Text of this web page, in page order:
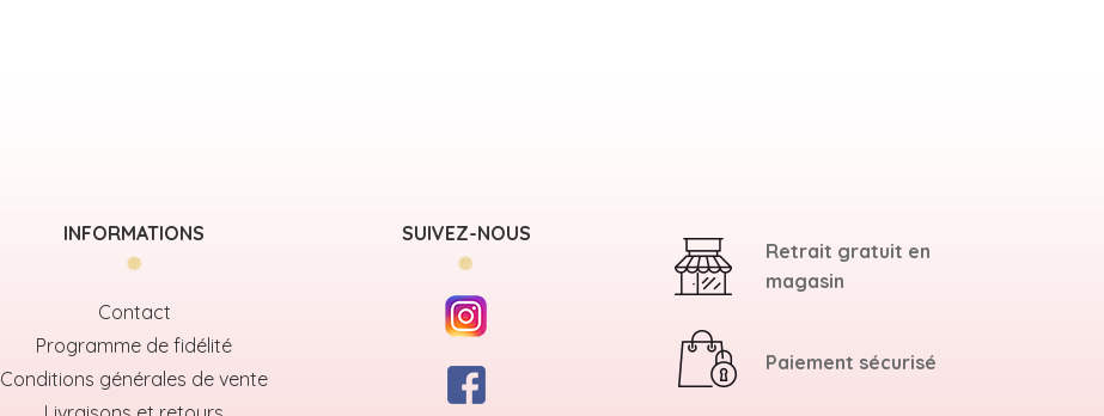
INFORMATIONS
Contact
Programme de fidélité
Conditions générales de vente
SUIVEZ-NOUS
Retrait gratuit en
magasin
Paiement sécurisé